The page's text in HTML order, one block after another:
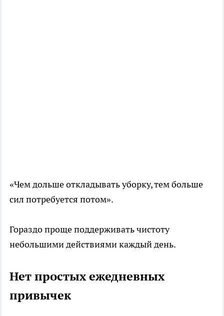
«Чем дольше откладывать уборку, тем больше
сил потребуется потом».
Гораздо проще поддерживать чистоту
небольшими действиями каждый день.
Нет простых ежедневных
привычек